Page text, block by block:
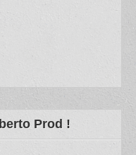
Prod !